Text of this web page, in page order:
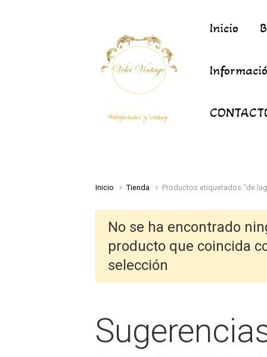
Antigüedades y Vintage
Inicio
Inicio Tienda Productos etiquetados “de
No se ha encontrado
producto que coincida
selección